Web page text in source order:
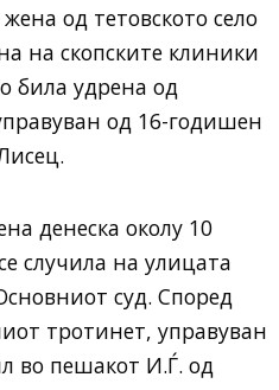
од тетовското село
на скопските клиники
била удрена од
од 16-годишен
денеска околу 10
случила на улицата
суд. Според
тротинет, управуван
во пешакот И.Ѓ. од